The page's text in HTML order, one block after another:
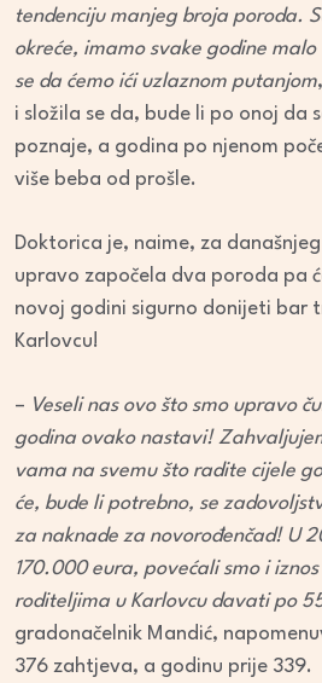
tendenciju manjeg broja poroda.
okreće, imamo svake godine
se da ćemo ići uzlaznom putanjom
i složila se da, bude li po onoj da
poznaje, a godina po njenom
više beba od prošle.
Doktorica je, naime, za
upravo započela dva poroda pa
novoj godini sigurno donijeti bar
Karlovcu!
– Veseli nas ovo što smo upravo
godina ovako nastavi!
vama na svemu što radite cijele
će, bude li potrebno, se
za naknade za novorođenčad! U
170.000 eura, povećali smo i
roditeljima u Karlovcu davati po
gradonačelnik Mandić,
376 zahtjeva, a godinu prije 339.